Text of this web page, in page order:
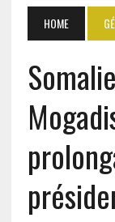
HOME